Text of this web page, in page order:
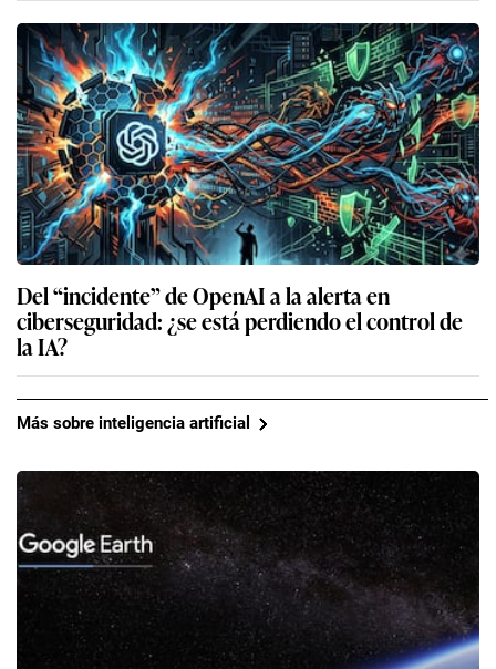
Del “incidente” de OpenAI a la alerta en
ciberseguridad: ¿se está perdiendo el control de
la IA?
Más sobre inteligencia artificial